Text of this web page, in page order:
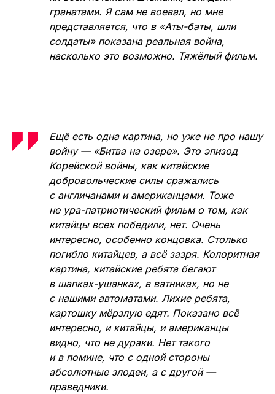
гранатами. Я сам не воевал, но мне
представляется, что в «Аты-баты, шли
солдаты» показана реальная война,
насколько это возможно. Тяжёлый фильм.
Ещё есть одна картина, но уже не про нашу
войну — «Битва на озере». Это эпизод
Корейской войны, как китайские
добровольческие силы сражались
с англичанами и американцами. Тоже
не ура-патриотический фильм о том, как
китайцы всех победили, нет. Очень
интересно, особенно концовка. Столько
погибло китайцев, а всё зазря. Колоритная
картина, китайские ребята бегают
в шапках-ушанках, в ватниках, но не
с нашими автоматами. Лихие ребята,
картошку мёрзлую едят. Показано всё
интересно, и китайцы, и американцы
видно, что не дураки. Нет такого
и в помине, что с одной стороны
абсолютные злодеи, а с другой —
праведники.